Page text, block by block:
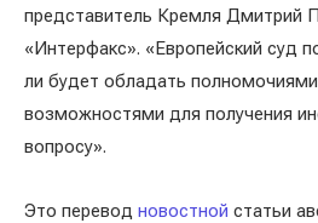
представитель Кремля Дмитрий
«Интерфакс». «Европейский суд
ли будет обладать
возможностями для получения
вопросу».
Это перевод новостной статьи